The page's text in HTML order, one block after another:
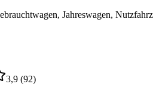
Jahreswagen,
3,9 (92)